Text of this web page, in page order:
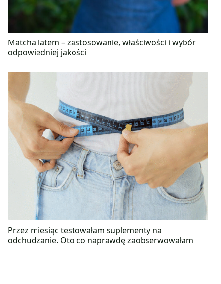
Matcha latem – zastosowanie, właściwości i wybór
odpowiedniej jakości
Przez miesiąc testowałam suplementy na
odchudzanie. Oto co naprawdę zaobserwowałam